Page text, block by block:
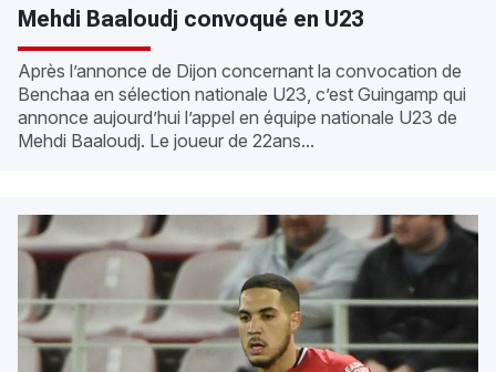
Mehdi Baaloudj convoqué en U23
Après l’annonce de Dijon concernant la convocation de
Benchaa en sélection nationale U23, c’est Guingamp qui
annonce aujourd’hui l’appel en équipe nationale U23 de
Mehdi Baaloudj. Le joueur de 22ans...